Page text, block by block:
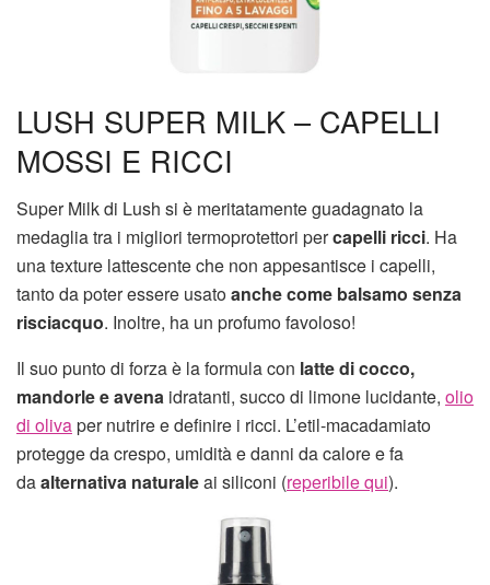
LUSH SUPER MILK – CAPELLI
MOSSI E RICCI
Super Milk di Lush si è meritatamente guadagnato la
medaglia tra i migliori termoprotettori percapelli ricci. Ha
una texture lattescente che non appesantisce i capelli,
tanto da poter essere usatoanche come balsamo senza
risciacquo. Inoltre, ha un profumo favoloso!
Il suo punto di forza è la formula con latte di cocco,
mandorle e avena idratanti, succo di limone lucidante, olio
di olivaper nutrire e definire i ricci. L’etil-macadamiato
protegge da crespo, umidità e danni da calore e fa
daalternativa naturaleai siliconi (reperibile qui).